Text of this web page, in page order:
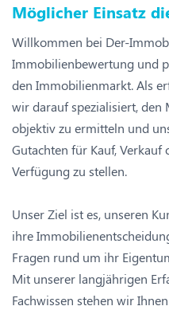
Möglicher Einsatz
Willkommen bei Der-
Immobilienbewertung und
den Immobilienmarkt. Als
wir darauf spezialisiert,
objektiv zu ermitteln und
Gutachten für Kauf,
Verfügung zu stellen.
Unser Ziel ist es, unseren
ihre
Fragen rund um ihr
Mit unserer langjährigen
Fachwissen stehen wir